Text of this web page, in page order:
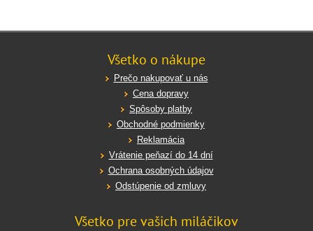
Všetko o nákupe
Prečo nakupovať u nás
Cena dopravy
Spôsoby platby
Obchodné podmienky
Reklamácia
Vrátenie peňazí do 14 dní
Ochrana osobných údajov
Odstúpenie od zmluvy
Všetko pre vašich miláčikov